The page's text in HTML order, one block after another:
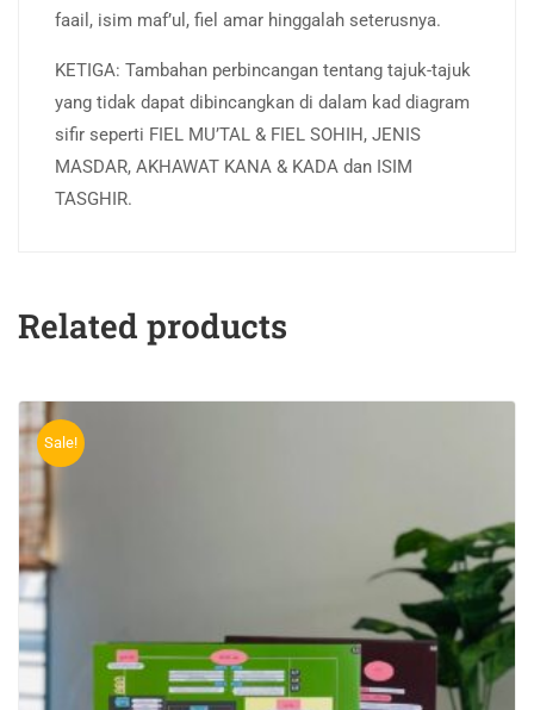
faail, isim maf’ul, fiel amar hinggalah seterusnya.
KETIGA: Tambahan perbincangan tentang tajuk-tajuk
yang tidak dapat dibincangkan di dalam kad diagram
sifir seperti FIEL MU’TAL & FIEL SOHIH, JENIS
MASDAR, AKHAWAT KANA & KADA dan ISIM
TASGHIR.
Related products
Sale!